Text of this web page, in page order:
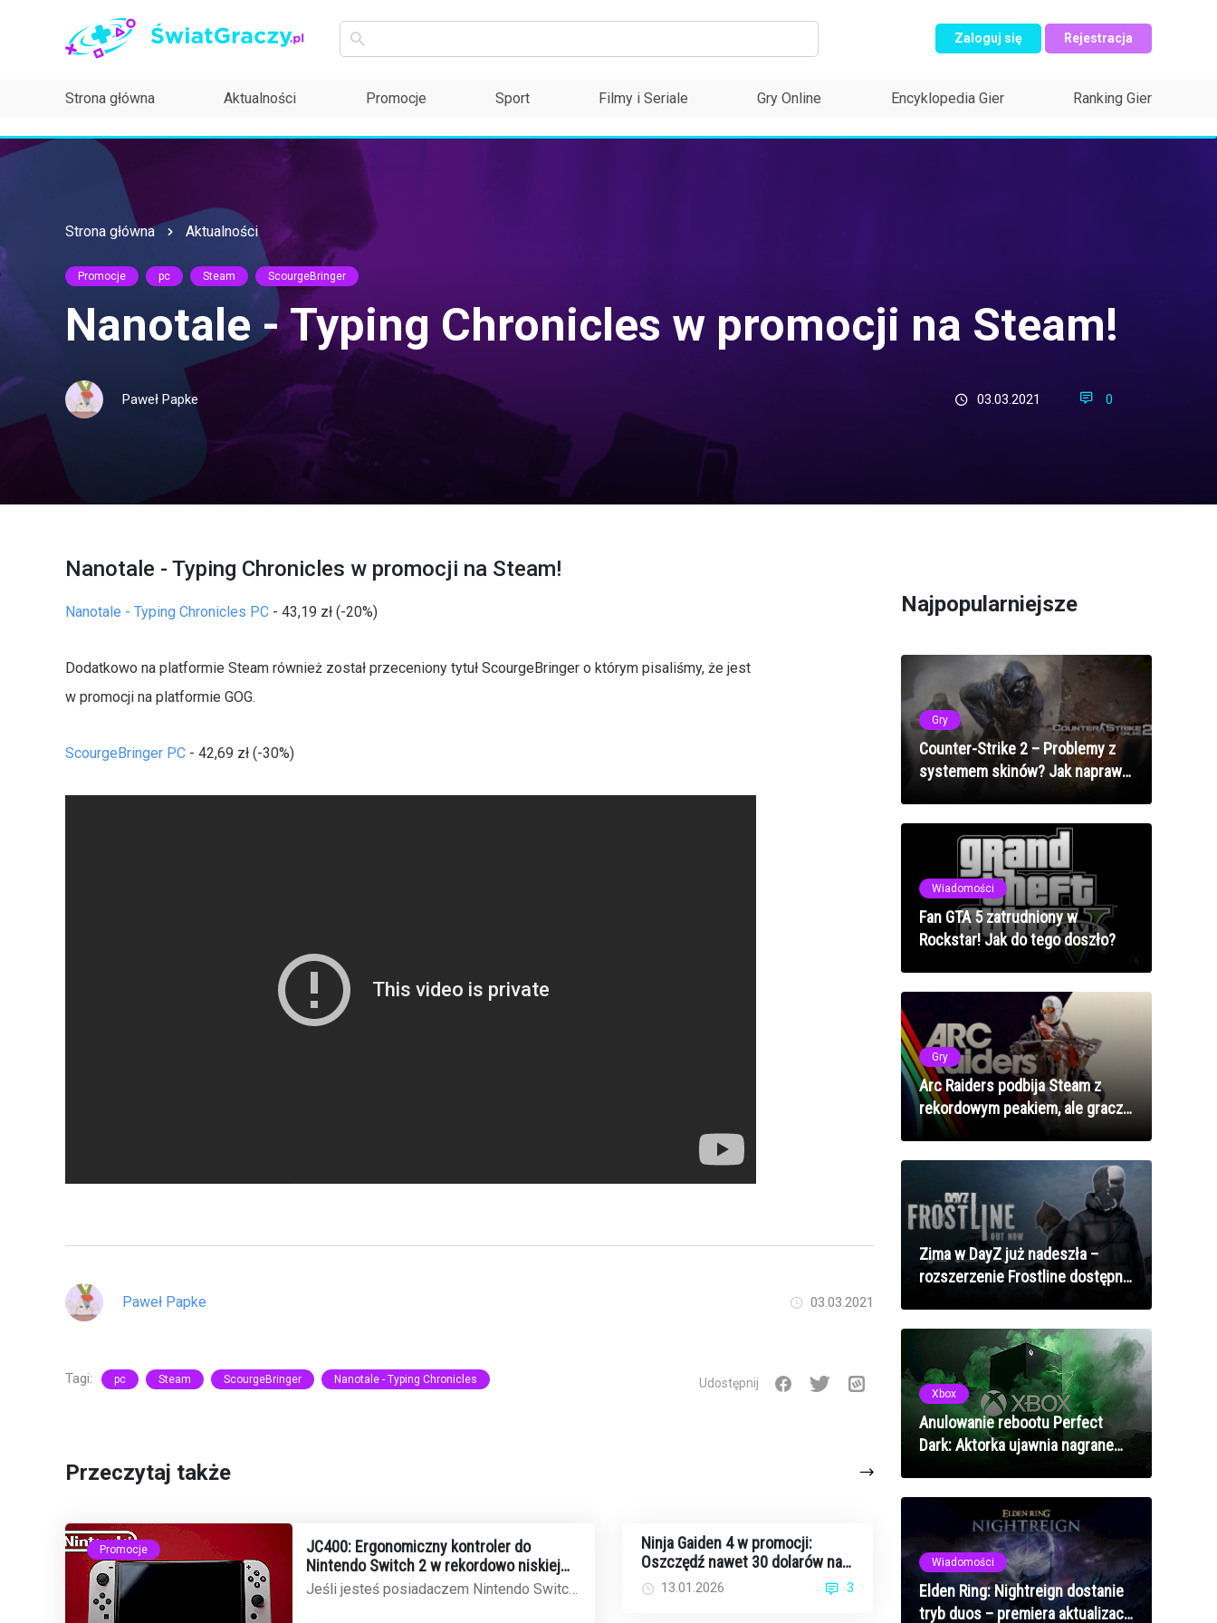
Zaloguj się Rejestracja
Strona główna Aktualności Promocje Sport Filmy i Seriale Gry Online Encyklopedia Gier Ranking Gier
Strona główna Aktualności
Promocje pc Steam ScourgeBringer
Nanotale - Typing Chronicles w promocji na Steam!
Paweł Papke 03.03.2021 0
Nanotale - Typing Chronicles w promocji na Steam!
Nanotale - Typing Chronicles PC - 43,19 zł (-20%)
Dodatkowo na platformie Steam również został przeceniony tytuł ScourgeBringer o którym pisaliśmy, że jest
w promocji na platformie GOG.
ScourgeBringer PC - 42,69 zł (-30%)
Paweł Papke 03.03.2021
Tagi: pc Steam ScourgeBringer Nanotale - Typing Chronicles Udostępnij
Przeczytaj także
Promocje
JC400: Ergonomiczny kontroler do
Nintendo Switch 2 w rekordowo niskiej
cenie na Amazon
Jeśli jesteś posiadaczem Nintendo Switch
Ninja Gaiden 4 w promocji:
Oszczędź nawet 30 dolarów na
fizycznych edycjach
13.01.2026 3
Najpopularniejsze
Gry
Counter-Strike 2 – Problemy z
systemem skinów? Jak naprawić
Wiadomości
Fan GTA 5 zatrudniony w
Rockstar! Jak do tego doszło?
Gry
Arc Raiders podbija Steam z
rekordowym peakiem, ale gracze
utknęli w kolejkach
Zima w DayZ już nadeszła –
rozszerzenie Frostline dostępne
Xbox
Anulowanie rebootu Perfect
Dark: Aktorka ujawnia nagrane
Wiadomości
Elden Ring: Nightreign dostanie
tryb duos – premiera aktualizacji